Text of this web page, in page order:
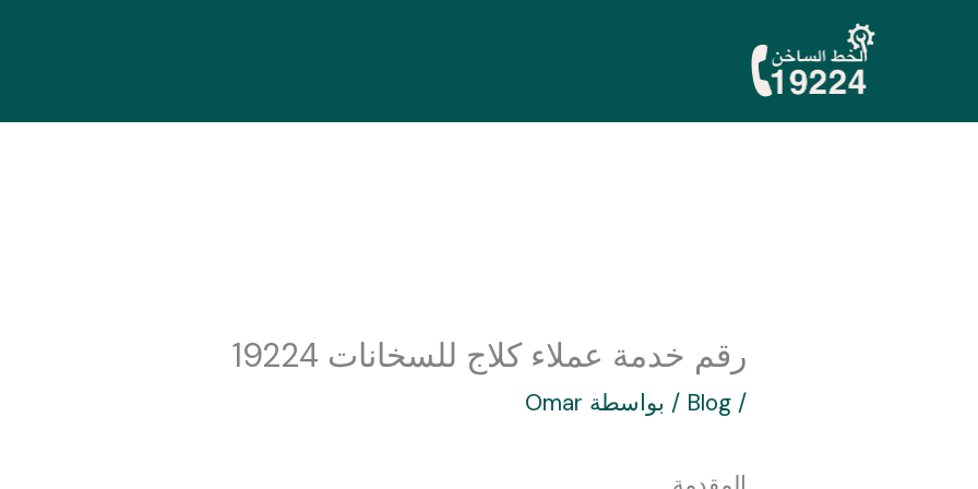
رقم خدمة عملاء كلاج للسخانات 19224
/
Blog / بواسطة Omar